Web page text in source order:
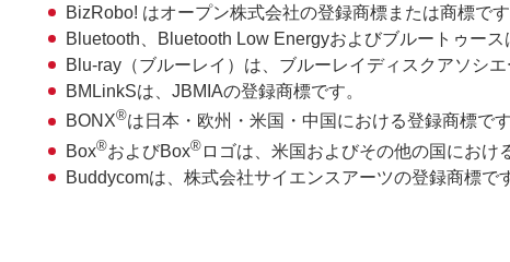
BizRobo! はオープン株式会社の登録商標または商標です
Bluetooth、Bluetooth Low Energyおよびブルートゥー
Blu-ray（ブルーレイ）は、ブルーレイディスクアソシエ
BMLinkSは、JBMIAの登録商標です。
BONX®は日本・欧州・米国・中国における登録商標で
Box®およびBox® ロゴは、米国およびその他の国におけ
Buddycomは、株式会社サイエンスアーツの登録商標で